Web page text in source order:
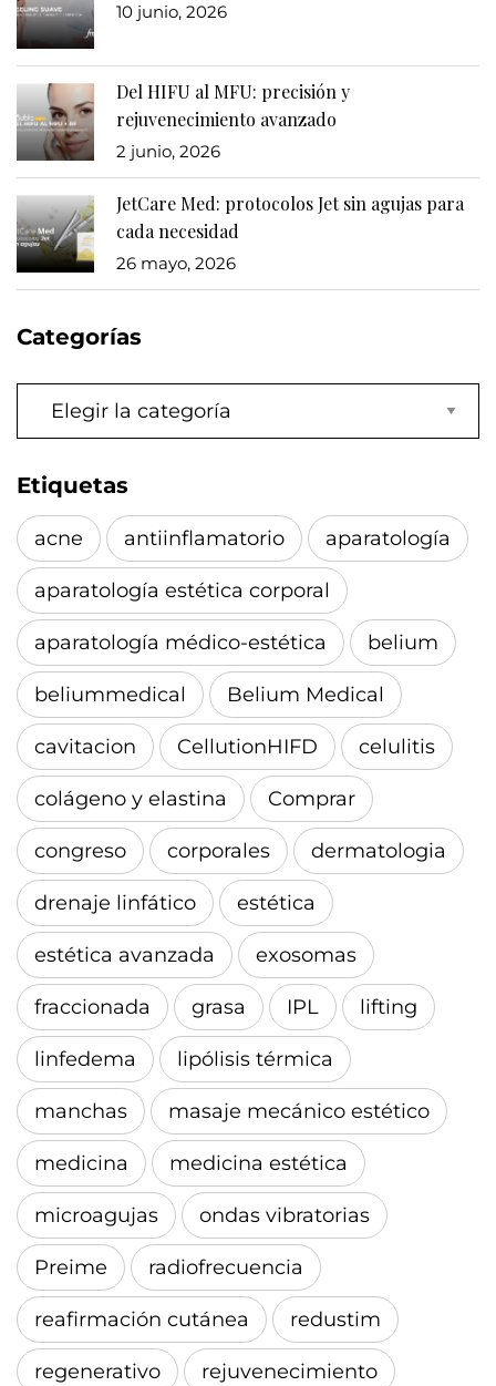
10 junio, 2026
Del HIFU al MFU: precisión y
rejuvenecimiento avanzado
2 junio, 2026
JetCare Med: protocolos Jet sin agujas para
cada necesidad
26 mayo, 2026
Categorías
Categorías
Etiquetas
acne antiinflamatorio aparatología
aparatología estética corporal
aparatología médico-estética belium
beliummedical Belium Medical
cavitacion CellutionHIFD celulitis
colágeno y elastina Comprar
congreso corporales dermatologia
drenaje linfático estética
estética avanzada exosomas
fraccionada grasa IPL lifting
linfedema lipólisis térmica
manchas masaje mecánico estético
medicina medicina estética
microagujas ondas vibratorias
Preime radiofrecuencia
reafirmación cutánea redustim
regenerativo rejuvenecimiento